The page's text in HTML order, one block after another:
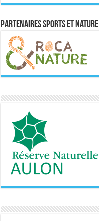
Partenaires sports et nature